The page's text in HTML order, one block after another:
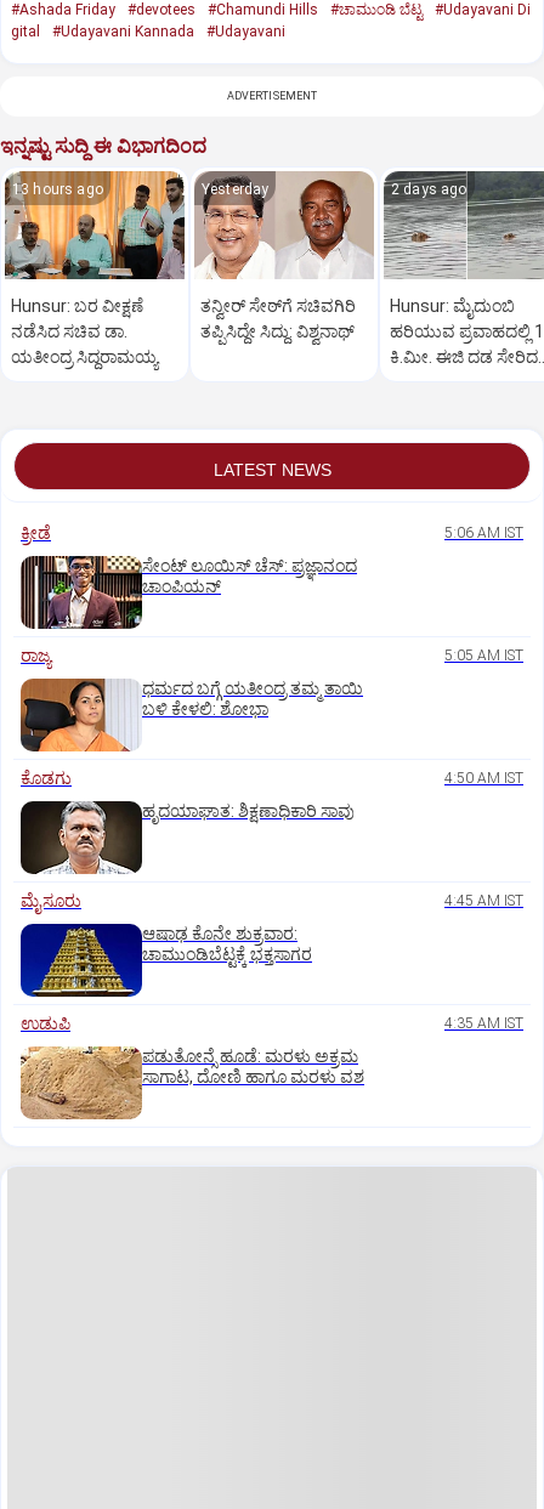
#Ashada Friday #devotees #Chamundi Hills #ಚಾಮುಂಡಿ ಬೆಟ್ಟ
#Udayavani Di
gital
#Udayavani Kannada #Udayavani
ADVERTISEMENT
ಇನ್ನಷ್ಟು ಸುದ್ದಿ ಈ ವಿಭಾಗದಿಂದ
13 hours ago
Hunsur: ಬರ ವೀಕ್ಷಣೆ
ನಡೆಸಿದ ಸಚಿವ ಡಾ.
ಯತೀಂದ್ರ ಸಿದ್ದರಾಮಯ್ಯ
Yesterday
ತನ್ವೀರ್‌ ಸೇಠ್‌ಗೆ ಸಚಿವಗಿರಿ
ತಪ್ಪಿಸಿದ್ದೇ ಸಿದ್ದು: ವಿಶ್ವನಾಥ್
2 days ago
Hunsur: ಮೈದುಂಬಿ
ಹರಿಯುವ ಪ್ರವಾಹದಲ್ಲಿ 1
ಕಿ.ಮೀ. ಈಜಿ ದಡ ಸೇರಿದ
LATEST NEWS
ಕ್ರೀಡೆ 5:06 AM IST
ಸೇಂಟ್‌ ಲೂಯಿಸ್‌ ಚೆಸ್‌: ಪ್ರಜ್ಞಾನಂದ
ಚಾಂಪಿಯನ್‌
ರಾಜ್ಯ 5:05 AM IST
ಧರ್ಮದ ಬಗ್ಗೆ ಯತೀಂದ್ರ ತಮ್ಮ ತಾಯಿ
ಬಳಿ ಕೇಳಲಿ: ಶೋಭಾ
ಕೊಡಗು 4:50 AM IST
ಹೃದಯಾಘಾತ: ಶಿಕ್ಷಣಾಧಿಕಾರಿ ಸಾವು
ಮೈಸೂರು 4:45 AM IST
ಆಷಾಢ ಕೊನೇ ಶುಕ್ರವಾರ:
ಚಾಮುಂಡಿಬೆಟ್ಟಕ್ಕೆ ಭಕ್ತಸಾಗರ
ಉಡುಪಿ 4:35 AM IST
ಪಡುತೋನ್ಸೆ ಹೂಡೆ: ಮರಳು ಅಕ್ರಮ
ಸಾಗಾಟ, ದೋಣಿ ಹಾಗೂ ಮರಳು ವಶ